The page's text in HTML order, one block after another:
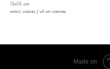
15x15 cm
холст, масло / oil on canvas
Made on